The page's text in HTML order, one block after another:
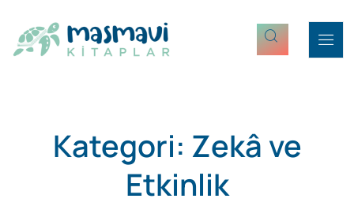
Kategori: Zekâ ve
Etkinlik